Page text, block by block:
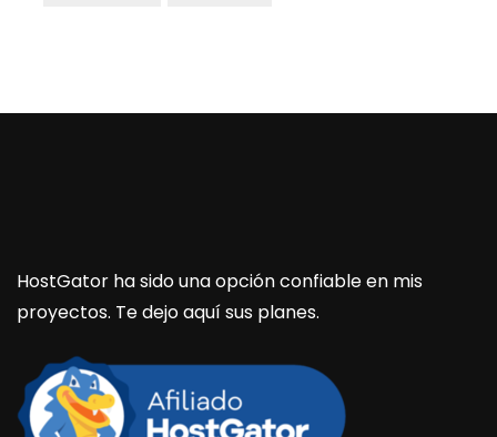
HostGator ha sido una opción confiable en mis
proyectos. Te dejo aquí sus planes.